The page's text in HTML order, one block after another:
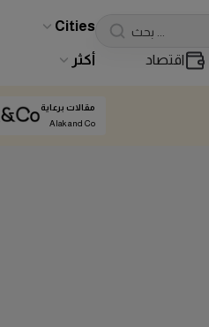
Cities
اقتصاد أكثر
مقالات برعاية
Alak and Co